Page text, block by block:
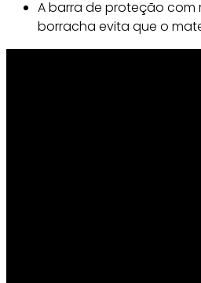
A barra de proteção com
borracha evita que o